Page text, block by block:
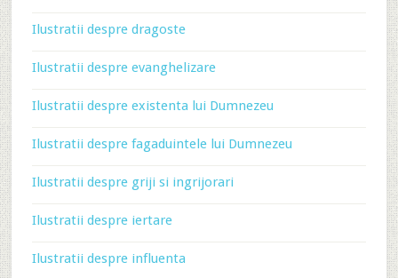
Ilustratii despre dragoste
Ilustratii despre evanghelizare
Ilustratii despre existenta lui Dumnezeu
Ilustratii despre fagaduintele lui Dumnezeu
Ilustratii despre griji si ingrijorari
Ilustratii despre iertare
Ilustratii despre influenta